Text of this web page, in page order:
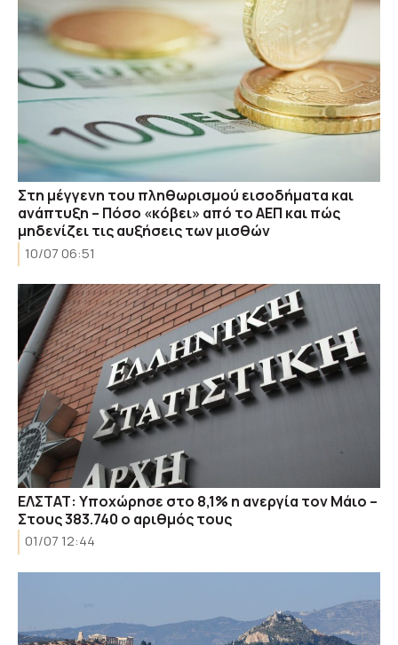
Στη μέγγενη του πληθωρισμού εισοδήματα και
ανάπτυξη – Πόσο «κόβει» από το ΑΕΠ και πώς
μηδενίζει τις αυξήσεις των μισθών
10/07 06:51
ΕΛΣΤΑΤ: Υποχώρησε στο 8,1% η ανεργία τον Μάιο –
Στους 383.740 ο αριθμός τους
01/07 12:44